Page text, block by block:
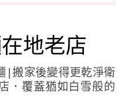
地老店